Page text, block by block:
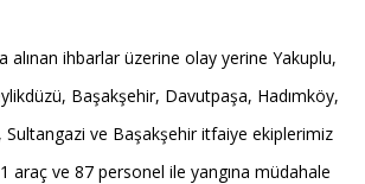
alınan ihbarlar üzerine olay yerine Yakuplu,
Başakşehir, Davutpaşa, Hadımköy,
Sultangazi ve Başakşehir itfaiye ekiplerimiz
araç ve 87 personel ile yangına müdahale